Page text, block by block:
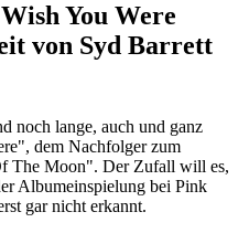
You Were
von Syd Barrett
noch lange, auch und ganz
dem Nachfolger zum
The Moon". Der Zufall will es,
Albumeinspielung bei Pink
gar nicht erkannt.